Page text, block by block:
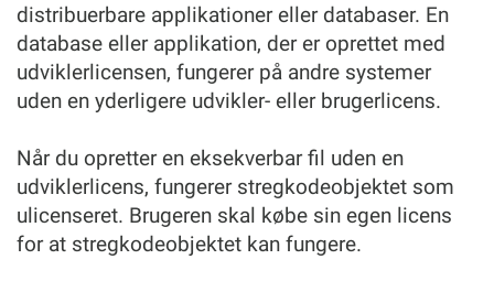
distribuerbare applikationer eller databaser. En
database eller applikation, der er oprettet med
udviklerlicensen, fungerer på andre systemer
uden en yderligere udvikler- eller brugerlicens.
Når du opretter en eksekverbar fil uden en
udviklerlicens, fungerer stregkodeobjektet som
ulicenseret. Brugeren skal købe sin egen licens
for at stregkodeobjektet kan fungere.